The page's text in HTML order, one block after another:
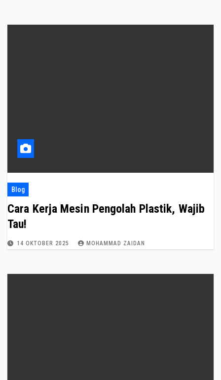
Blog
Cara Kerja Mesin Pengolah Plastik, Wajib
Tau!
14 OKTOBER 2025 MOHAMMAD ZAIDAN